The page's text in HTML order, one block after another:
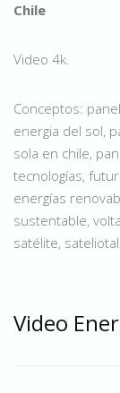
Chile
Video 4k.
Conceptos:
energia del sol,
sola en chile,
tecnologías,
energías
sustentable,
satélite,
Video